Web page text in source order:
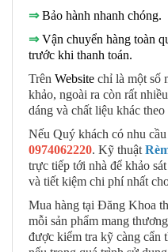
⇒ Bảo hành nhanh chóng.
⇒Vận chuyển hàng toàn
trước khi thanh toán.
Trên Website chỉ là một số
khảo, ngoài ra còn rất nhiều
dáng và chất liệu khác theo
Nếu Quý khách có nhu
0974062220. Kỹ thuật
trực tiếp tới nhà để khảo
và tiết kiệm chi phí nhất
Mua hàng tại Đăng Khoa
mỗi sản phẩm mang
được kiểm tra kỹ càng cẩn